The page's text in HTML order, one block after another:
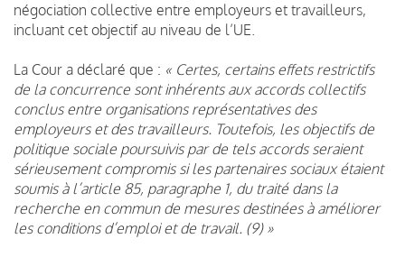
négociation collective entre employeurs et travailleurs,
incluant cet objectif au niveau de l’UE.
La Cour a déclaré que : « Certes, certains effets restrictifs
de la concurrence sont inhérents aux accords collectifs
conclus entre organisations représentatives des
employeurs et des travailleurs. Toutefois, les objectifs de
politique sociale poursuivis par de tels accords seraient
sérieusement compromis si les partenaires sociaux étaient
soumis à l’article 85, paragraphe 1, du traité dans la
recherche en commun de mesures destinées à améliorer
les conditions d’emploi et de travail. (9) »